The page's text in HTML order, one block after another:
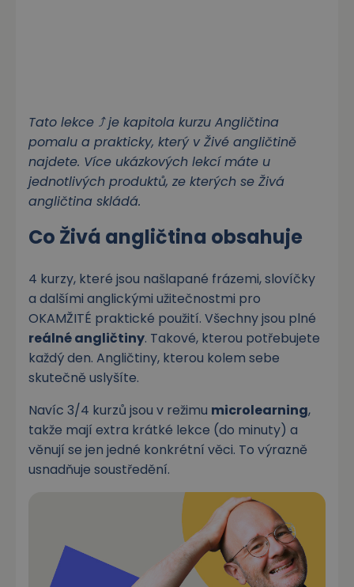
Tato lekce ⤴️ je kapitola kurzu Angličtina
pomalu a prakticky, který v Živé angličtině
najdete. Více ukázkových lekcí máte u
jednotlivých produktů, ze kterých se Živá
angličtina skládá.
Co Živá angličtina obsahuje
4 kurzy, které jsou našlapané frázemi, slovíčky
a dalšími anglickými užitečnostmi pro
OKAMŽITÉ praktické použití. Všechny jsou plné
reálné angličtiny. Takové, kterou potřebujete
každý den. Angličtiny, kterou kolem sebe
skutečně uslyšíte.
Navíc 3/4 kurzů jsou v režimu microlearning,
takže mají extra krátké lekce (do minuty) a
věnují se jen jedné konkrétní věci. To výrazně
usnadňuje soustředění.